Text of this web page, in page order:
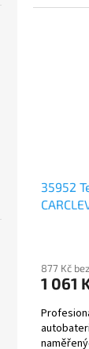
35952
877 Kč
1 061